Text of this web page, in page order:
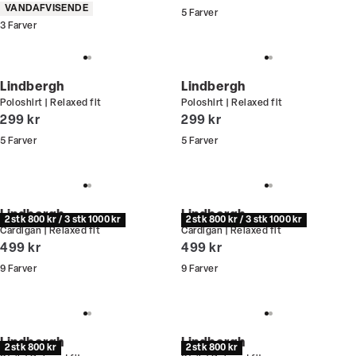
Produkt egenskaber
VANDAFVISENDE
3 Farver
5 Farver
Lindbergh
Poloshirt | Relaxed fit
I alt (inkl. rabat)
299 kr
5 Farver
Lindbergh
Poloshirt | Relaxed fit
I alt (inkl. rabat)
299 kr
5 Farver
2 stk 800 kr / 3 stk 1000 kr
Lindbergh
Cardigan | Relaxed fit
I alt (inkl. rabat)
499 kr
9 Farver
2 stk 800 kr / 3 stk 1000 kr
Lindbergh
Cardigan | Relaxed fit
I alt (inkl. rabat)
499 kr
9 Farver
2 stk 800 kr
Lindbergh 2 stk 800 kr
Lindbergh